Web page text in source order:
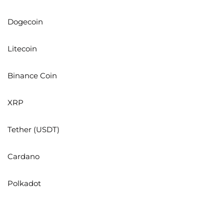
Dogecoin
Litecoin
Binance Coin
XRP
Tether (USDT)
Cardano
Polkadot